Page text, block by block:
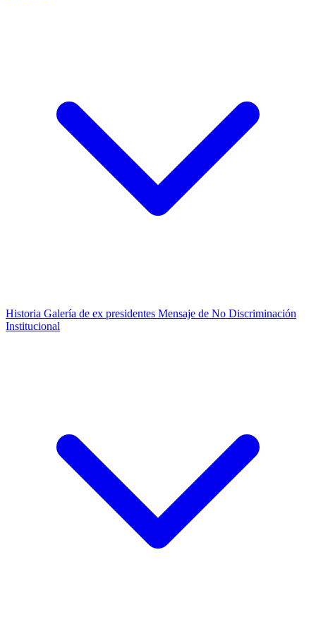
Historia Galería de ex presidentes Mensaje de No Discriminación
Institucional